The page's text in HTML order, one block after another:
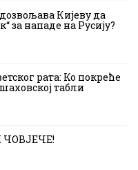
Кијеву да
за нападе на Русију?
рата: Ко покреће
табли